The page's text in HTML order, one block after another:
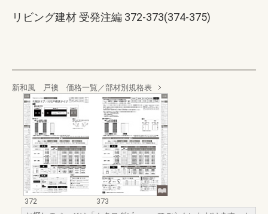
リビング建材 受発注編 372-373(374-375)
新和風 戸襖 価格一覧／部材別規格表
372
373